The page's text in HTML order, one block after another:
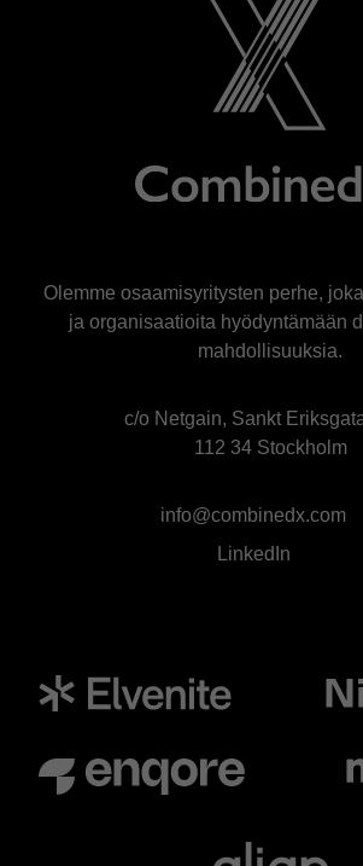
c/o Netgain, Sankt
112 34 Stockholm
Olemme osaamisyritysten perhe,
ja organisaatioita hyödyntämään
mahdollisuuksia.
info@combinedx.com
LinkedIn